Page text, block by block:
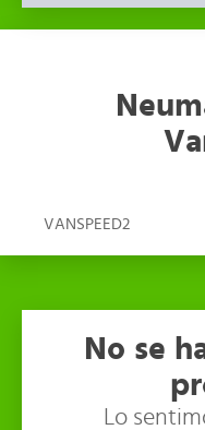
VANSPEED2
No se
Lo